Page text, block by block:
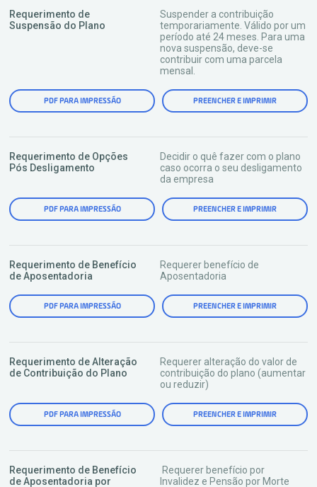
Requerimento de
Suspensão do Plano
Suspender a contribuição
temporariamente. Válido por um
período até 24 meses. Para uma
nova suspensão, deve-se
contribuir com uma parcela
mensal.
PDF PARA IMPRESSÃO PREENCHER E IMPRIMIR
Requerimento de Opções
Pós Desligamento
Decidir o quê fazer com o plano
caso ocorra o seu desligamento
da empresa
PDF PARA IMPRESSÃO PREENCHER E IMPRIMIR
Requerimento de Benefício
de Aposentadoria
Requerer benefício de
Aposentadoria
PDF PARA IMPRESSÃO PREENCHER E IMPRIMIR
Requerimento de Alteração
de Contribuição do Plano
Requerer alteração do valor de
contribuição do plano (aumentar
ou reduzir)
PDF PARA IMPRESSÃO PREENCHER E IMPRIMIR
Requerimento de Benefício
de Aposentadoria por
Requerer benefício por
Invalidez e Pensão por Morte